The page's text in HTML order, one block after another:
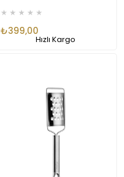
★ ★ ★ ★ ★
₺399,00
Hızlı Kargo